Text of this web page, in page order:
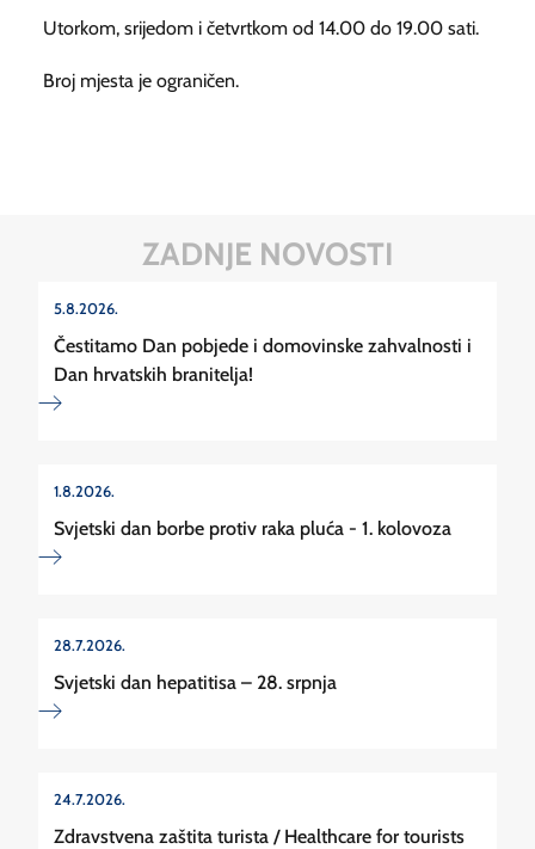
Utorkom, srijedom i četvrtkom od 14.00 do 19.00 sati.
Broj mjesta je ograničen.
ZADNJE NOVOSTI
5.8.2026.
Čestitamo Dan pobjede i domovinske zahvalnosti i
Dan hrvatskih branitelja!
1.8.2026.
Svjetski dan borbe protiv raka pluća - 1. kolovoza
28.7.2026.
Svjetski dan hepatitisa – 28. srpnja
24.7.2026.
Zdravstvena zaštita turista / Healthcare for tourists